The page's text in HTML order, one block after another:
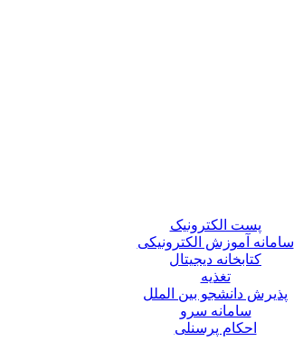
پست الکترونیک
سامانه آموزش الکترونیکی
کتابخانه دیجیتال
تغذیه
پذیرش دانشجو بین الملل
سامانه سرو
احکام پرسنلی